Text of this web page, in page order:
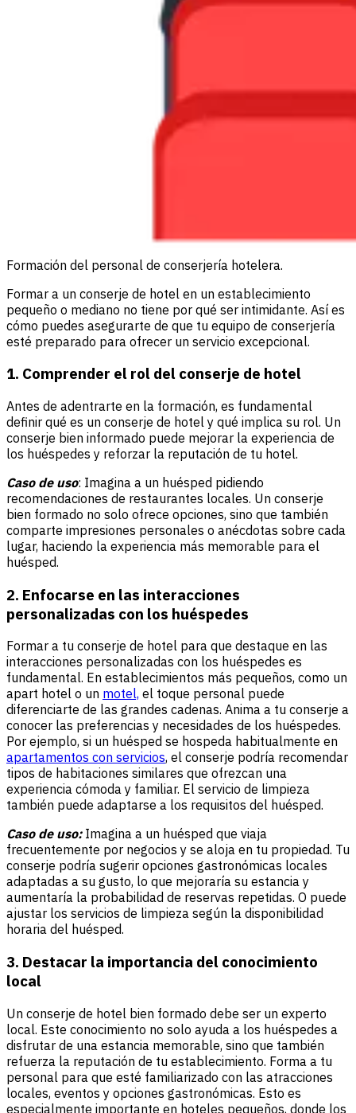
Formación del personal de conserjería hotelera.
Formar a un conserje de hotel en un establecimiento
pequeño o mediano no tiene por qué ser intimidante. Así es
cómo puedes asegurarte de que tu equipo de conserjería
esté preparado para ofrecer un servicio excepcional.
1. Comprender el rol del conserje de hotel
Antes de adentrarte en la formación, es fundamental
definir qué es un conserje de hotel y qué implica su rol. Un
conserje bien informado puede mejorar la experiencia de
los huéspedes y reforzar la reputación de tu hotel.
Caso de uso: Imagina a un huésped pidiendo
recomendaciones de restaurantes locales. Un conserje
bien formado no solo ofrece opciones, sino que también
comparte impresiones personales o anécdotas sobre cada
lugar, haciendo la experiencia más memorable para el
huésped.
2. Enfocarse en las interacciones
personalizadas con los huéspedes
Formar a tu conserje de hotel para que destaque en las
interacciones personalizadas con los huéspedes es
fundamental. En establecimientos más pequeños, como un
apart hotel o un motel, el toque personal puede
diferenciarte de las grandes cadenas. Anima a tu conserje a
conocer las preferencias y necesidades de los huéspedes.
Por ejemplo, si un huésped se hospeda habitualmente en
apartamentos con servicios, el conserje podría recomendar
tipos de habitaciones similares que ofrezcan una
experiencia cómoda y familiar. El servicio de limpieza
también puede adaptarse a los requisitos del huésped.
Caso de uso: Imagina a un huésped que viaja
frecuentemente por negocios y se aloja en tu propiedad. Tu
conserje podría sugerir opciones gastronómicas locales
adaptadas a su gusto, lo que mejoraría su estancia y
aumentaría la probabilidad de reservas repetidas. O puede
ajustar los servicios de limpieza según la disponibilidad
horaria del huésped.
3. Destacar la importancia del conocimiento
local
Un conserje de hotel bien formado debe ser un experto
local. Este conocimiento no solo ayuda a los huéspedes a
disfrutar de una estancia memorable, sino que también
refuerza la reputación de tu establecimiento. Forma a tu
personal para que esté familiarizado con las atracciones
locales, eventos y opciones gastronómicas. Esto es
especialmente importante en hoteles pequeños, donde los